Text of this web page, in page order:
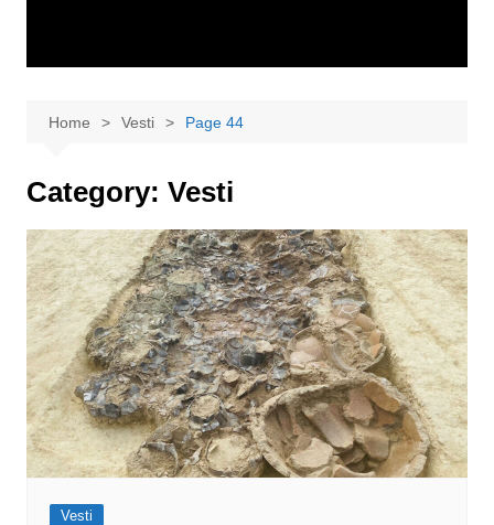
Home Vesti Page 44
Category: Vesti
Vesti